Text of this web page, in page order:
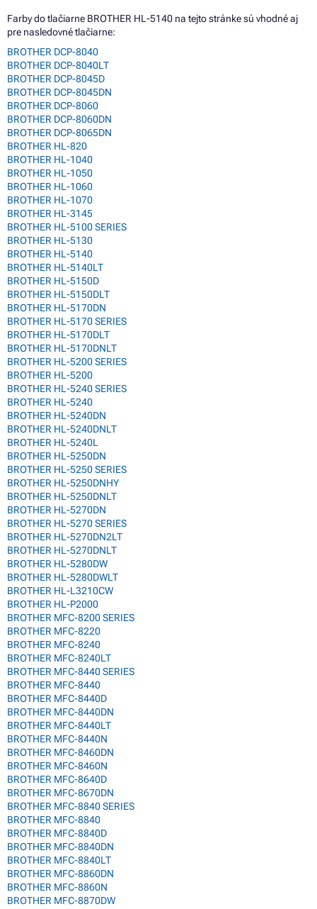
Farby do tlačiarne BROTHER HL-5140 na tejto stránke sú vhodné aj
pre nasledovné tlačiarne:
BROTHER DCP-8040
BROTHER DCP-8040LT
BROTHER DCP-8045D
BROTHER DCP-8045DN
BROTHER DCP-8060
BROTHER DCP-8060DN
BROTHER DCP-8065DN
BROTHER HL-820
BROTHER HL-1040
BROTHER HL-1050
BROTHER HL-1060
BROTHER HL-1070
BROTHER HL-3145
BROTHER HL-5100 SERIES
BROTHER HL-5130
BROTHER HL-5140
BROTHER HL-5140LT
BROTHER HL-5150D
BROTHER HL-5150DLT
BROTHER HL-5170DN
BROTHER HL-5170 SERIES
BROTHER HL-5170DLT
BROTHER HL-5170DNLT
BROTHER HL-5200 SERIES
BROTHER HL-5200
BROTHER HL-5240 SERIES
BROTHER HL-5240
BROTHER HL-5240DN
BROTHER HL-5240DNLT
BROTHER HL-5240L
BROTHER HL-5250DN
BROTHER HL-5250 SERIES
BROTHER HL-5250DNHY
BROTHER HL-5250DNLT
BROTHER HL-5270DN
BROTHER HL-5270 SERIES
BROTHER HL-5270DN2LT
BROTHER HL-5270DNLT
BROTHER HL-5280DW
BROTHER HL-5280DWLT
BROTHER HL-L3210CW
BROTHER HL-P2000
BROTHER MFC-8200 SERIES
BROTHER MFC-8220
BROTHER MFC-8240
BROTHER MFC-8240LT
BROTHER MFC-8440 SERIES
BROTHER MFC-8440
BROTHER MFC-8440D
BROTHER MFC-8440DN
BROTHER MFC-8440LT
BROTHER MFC-8440N
BROTHER MFC-8460DN
BROTHER MFC-8460N
BROTHER MFC-8640D
BROTHER MFC-8670DN
BROTHER MFC-8840 SERIES
BROTHER MFC-8840
BROTHER MFC-8840D
BROTHER MFC-8840DN
BROTHER MFC-8840LT
BROTHER MFC-8860DN
BROTHER MFC-8860N
BROTHER MFC-8870DW